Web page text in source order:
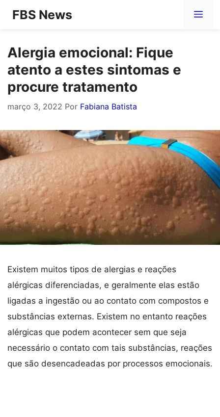
Pular
conteúdo
FBS News
Alergia emocional: Fique
atento a estes sintomas e
procure tratamento
março 3, 2022 Por Fabiana Batista
Existem muitos tipos de alergias e reações
alérgicas diferenciadas, e geralmente elas estão
ligadas a ingestão ou ao contato com compostos e
substâncias externas. Existem no entanto reações
alérgicas que podem acontecer sem que seja
necessário o contato com tais substâncias, reações
que são desencadeadas por processos emocionais.